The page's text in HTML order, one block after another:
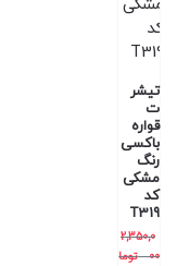
تیشر
ت
قواره
باکسی
رنگ
مشکی
کد
T319
2,350,0
00
توما